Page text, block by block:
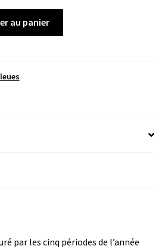
au panier
par les cinq périodes de l’année